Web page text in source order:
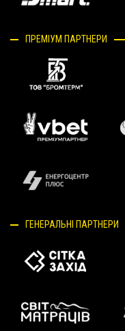
ПРЕМІУМ ПАРТНЕРИ
ГЕНЕРАЛЬНІ ПАРТНЕРИ